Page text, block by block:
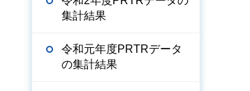
集計結果
令和元年度PRTRデータ
の集計結果